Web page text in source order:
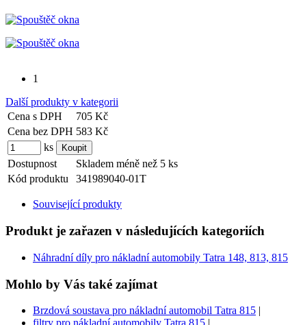
1
Další produkty v kategorii
Cena s DPH
705 Kč
Cena bez DPH 583 Kč
ks
Dostupnost
Skladem méně než 5 ks
Kód produktu
341989040-01T
Související produkty
Produkt je zařazen v následujících kategoriích
Náhradní díly pro nákladní automobily Tatra 148, 813, 815
Mohlo by Vás také zajímat
Brzdová soustava pro nákladní automobil Tatra 815 |